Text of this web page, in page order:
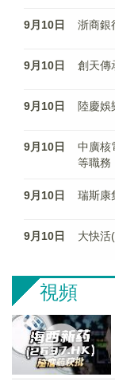
9月10日 浙商銀
9月10日 創天傳
9月10日 陸慶娛
9月10日
中廣核
等職務
9月10日 瑞斯康
9月10日 大快活
視頻